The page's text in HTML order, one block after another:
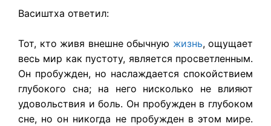
Васиштха ответил:
Тот, кто живя внешне обычную жизнь, ощущает
весь мир как пустоту, является просветленным.
Он пробужден, но наслаждается спокойствием
глубокого сна; на него нисколько не влияют
удовольствия и боль. Он пробужден в глубоком
сне, но он никогда не пробужден в этом мире.